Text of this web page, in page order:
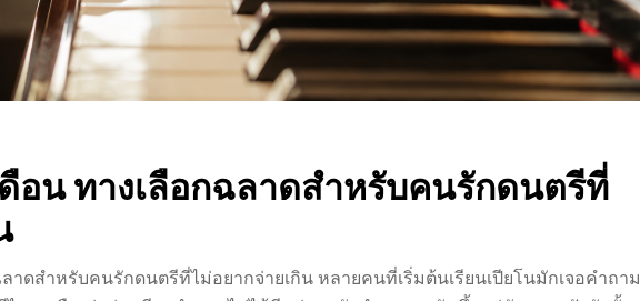
ดือน ทางเลือกฉลาดสำหรับคนรักดนตรีที่
ลาดสำหรับคนรักดนตรีที่ไม่อยากจ่ายเกิน หลายคนที่เริ่มต้นเรียนเปียโนมักเจอคำถาม